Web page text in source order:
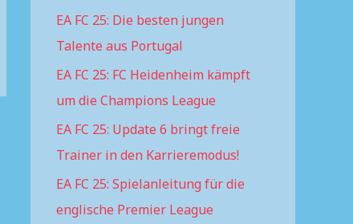
f
o
r
:
EA FC 25: Die besten jungen
Talente aus Portugal
EA FC 25: FC Heidenheim kämpft
um die Champions League
EA FC 25: Update 6 bringt freie
Trainer in den Karrieremodus!
EA FC 25: Spielanleitung für die
englische Premier League